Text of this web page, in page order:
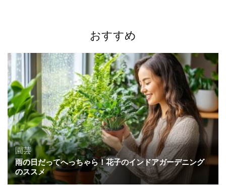
ン
おすすめ
園芸
雨の日だってへっちゃら！花子のインドアガーデニング
のススメ